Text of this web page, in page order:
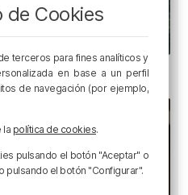
un accidente entre
Muskiz
de Cookies
terceros para fines analíticos y
en base a un perfil
de navegación (por ejemplo,
la política de cookies.
pulsando el botón "Aceptar" o
pulsando el botón "Configurar".